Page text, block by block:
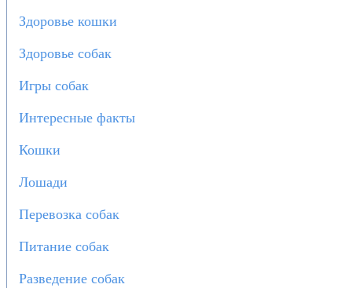
Здоровье кошки
Здоровье собак
Игры собак
Интересные факты
Кошки
Лошади
Перевозка собак
Питание собак
Разведение собак